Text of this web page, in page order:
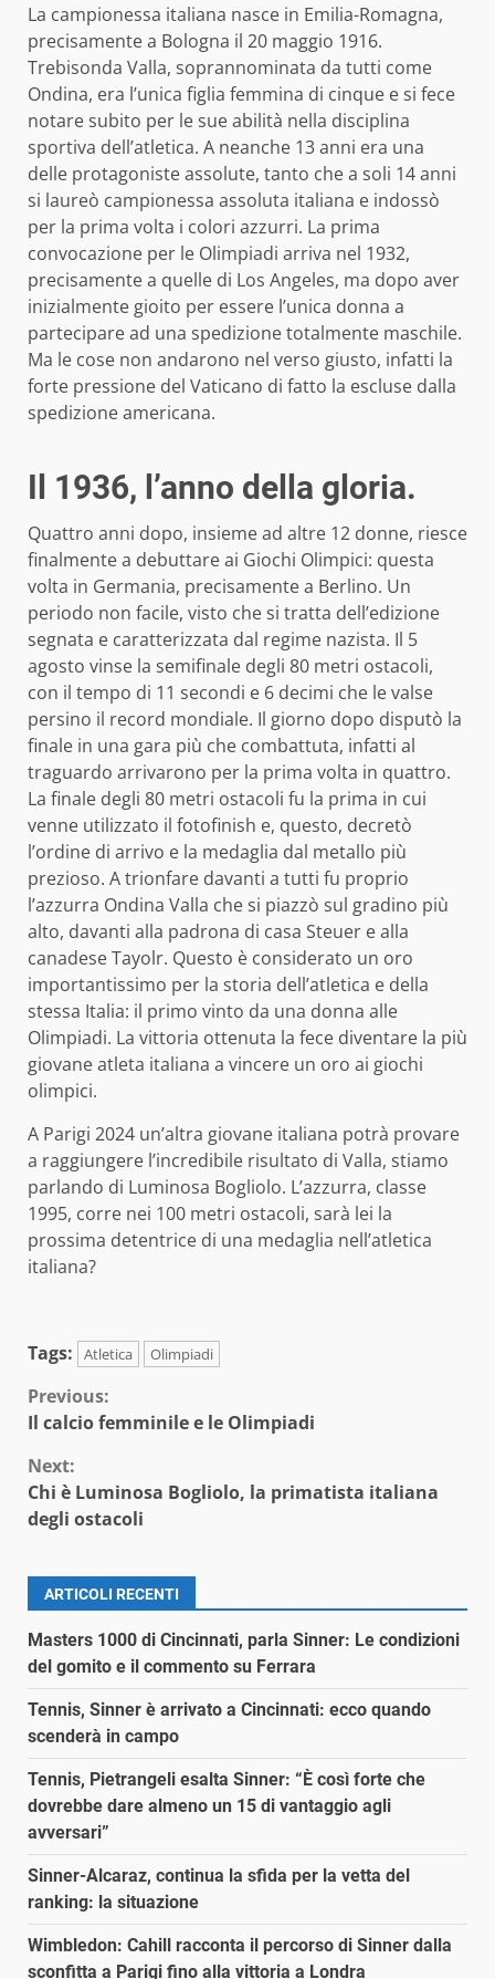
La campionessa italiana nasce in Emilia-Romagna,
precisamente a Bologna il 20 maggio 1916.
Trebisonda Valla, soprannominata da tutti come
Ondina, era l’unica figlia femmina di cinque e si fece
notare subito per le sue abilità nella disciplina
sportiva dell’atletica. A neanche 13 anni era una
delle protagoniste assolute, tanto che a soli 14 anni
si laureò campionessa assoluta italiana e indossò
per la prima volta i colori azzurri. La prima
convocazione per le Olimpiadi arriva nel 1932,
precisamente a quelle di Los Angeles, ma dopo aver
inizialmente gioito per essere l’unica donna a
partecipare ad una spedizione totalmente maschile.
Ma le cose non andarono nel verso giusto, infatti la
forte pressione del Vaticano di fatto la escluse dalla
spedizione americana.
Il 1936, l’anno della gloria.
Quattro anni dopo, insieme ad altre 12 donne, riesce
finalmente a debuttare ai Giochi Olimpici: questa
volta in Germania, precisamente a Berlino. Un
periodo non facile, visto che si tratta dell’edizione
segnata e caratterizzata dal regime nazista. Il 5
agosto vinse la semifinale degli 80 metri ostacoli,
con il tempo di 11 secondi e 6 decimi che le valse
persino il record mondiale. Il giorno dopo disputò la
finale in una gara più che combattuta, infatti al
traguardo arrivarono per la prima volta in quattro.
La finale degli 80 metri ostacoli fu la prima in cui
venne utilizzato il fotofinish e, questo, decretò
l’ordine di arrivo e la medaglia dal metallo più
prezioso. A trionfare davanti a tutti fu proprio
l’azzurra Ondina Valla che si piazzò sul gradino più
alto, davanti alla padrona di casa Steuer e alla
canadese Tayolr. Questo è considerato un oro
importantissimo per la storia dell’atletica e della
stessa Italia: il primo vinto da una donna alle
Olimpiadi. La vittoria ottenuta la fece diventare la più
giovane atleta italiana a vincere un oro ai giochi
olimpici.
A Parigi 2024 un’altra giovane italiana potrà provare
a raggiungere l’incredibile risultato di Valla, stiamo
parlando di Luminosa Bogliolo. L’azzurra, classe
1995, corre nei 100 metri ostacoli, sarà lei la
prossima detentrice di una medaglia nell’atletica
italiana?
Tags: Atletica Olimpiadi
Continue
Previous:
Il calcio femminile e le Olimpiadi
Next:
Chi è Luminosa Bogliolo, la primatista italiana
degli ostacoli
ARTICOLI RECENTI
Masters 1000 di Cincinnati, parla Sinner: Le condizioni
del gomito e il commento su Ferrara
Tennis, Sinner è arrivato a Cincinnati: ecco quando
scenderà in campo
Tennis, Pietrangeli esalta Sinner: “È così forte che
dovrebbe dare almeno un 15 di vantaggio agli
avversari”
Sinner-Alcaraz, continua la sfida per la vetta del
ranking: la situazione
Wimbledon: Cahill racconta il percorso di Sinner dalla
sconfitta a Parigi fino alla vittoria a Londra